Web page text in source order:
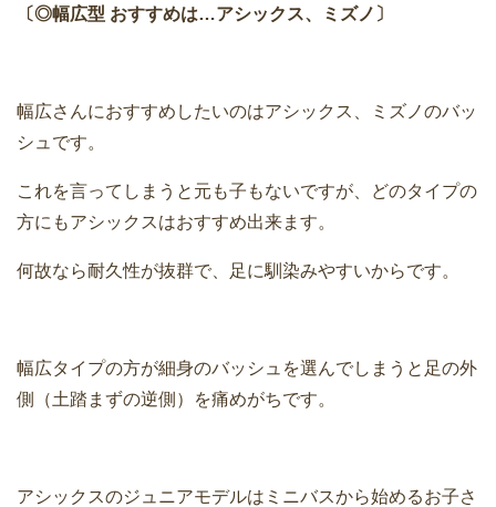
〔◎幅広型 おすすめは…アシックス、ミズノ〕
幅広さんにおすすめしたいのはアシックス、ミズノのバッ
シュです。
これを言ってしまうと元も子もないですが、どのタイプの
方にもアシックスはおすすめ出来ます。
何故なら耐久性が抜群で、足に馴染みやすいからです。
幅広タイプの方が細身のバッシュを選んでしまうと足の外
側（土踏まずの逆側）を痛めがちです。
アシックスのジュニアモデルはミニバスから始めるお子さ